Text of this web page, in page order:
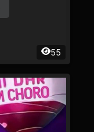
55